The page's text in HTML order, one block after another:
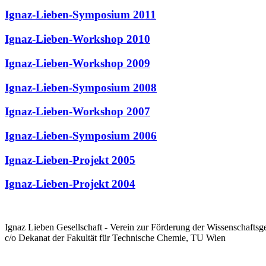
Ignaz-Lieben-Symposium 2011
Ignaz-Lieben-Workshop 2010
Ignaz-Lieben-Workshop 2009
Ignaz-Lieben-Symposium 2008
Ignaz-Lieben-Workshop 2007
Ignaz-Lieben-Symposium 2006
Ignaz-Lieben-Projekt 2005
Ignaz-Lieben-Projekt 2004
Ignaz Lieben Gesellschaft - Verein zur Förderung der
c/o Dekanat der Fakultät für Technische Chemie, TU Wien